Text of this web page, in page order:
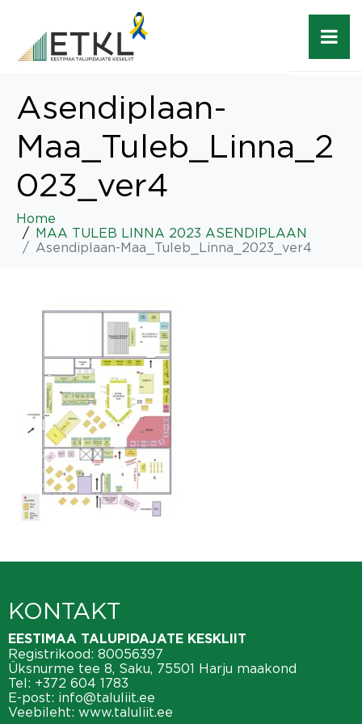
Asendiplaan-
Maa_Tuleb_Linna_2
023_ver4
Home
MAA TULEB LINNA 2023 ASENDIPLAAN
Asendiplaan-Maa_Tuleb_Linna_2023_ver4
KONTAKT
EESTIMAA TALUPIDAJATE KESKLIIT
Registrikood: 80056397
Üksnurme tee 8, Saku, 75501 Harju maakond
Tel: +372 604 1783
E-post: info@taluliit.ee
Veebileht: www.taluliit.ee